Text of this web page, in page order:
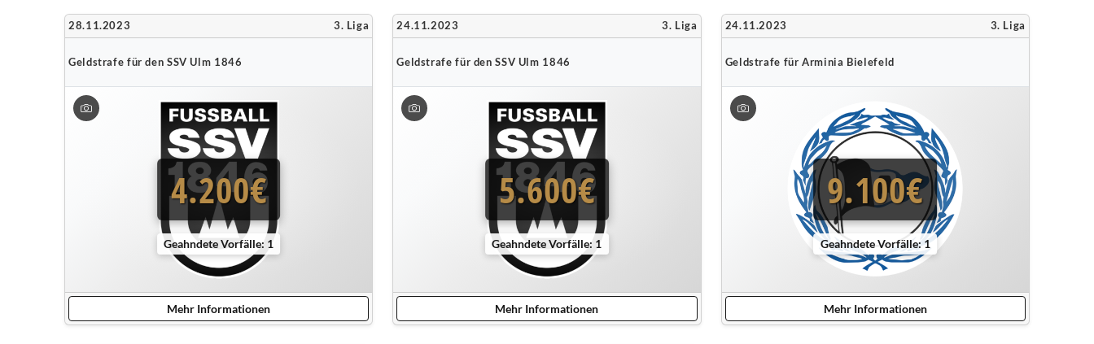
28.11.2023 3. Liga
Geldstrafe für den SSV Ulm 1846
4.200€
Geahndete Vorfälle: 1
Mehr Informationen
24.11.2023 3. Liga
Geldstrafe für den SSV Ulm 1846
5.600€
Geahndete Vorfälle: 1
Mehr Informationen
24.11.2023 3. Liga
Geldstrafe für Arminia Bielefeld
9.100€
Geahndete Vorfälle: 1
Mehr Informationen